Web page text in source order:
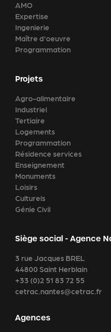
AMO
Expertise
Ingenierie
Maître d'oeuvre
Programmation
Projets
Agro-alimentaire
Industriel
Tertiaire
Logements
Programmation
Résidence services
Enseignement
Monuments
Loisirs
Culturels
Génie Civil
Siège social - Agence
3 rue Jacques BREL
44800 Saint Herblain
+33 (0)2 51 83 72 55
cetrac.nantes@cetrac.fr
Agences